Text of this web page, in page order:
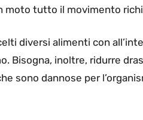
moto tutto il movimento
diversi alimenti con
Bisogna, inoltre, ridurre
sono dannose per